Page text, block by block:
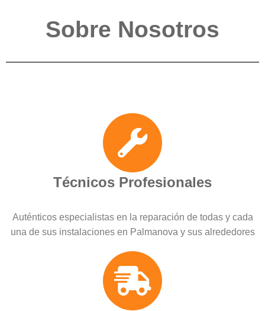
Sobre Nosotros
Técnicos Profesionales
Auténticos especialistas en la reparación de todas y cada
una de sus instalaciones en Palmanova y sus alrededores